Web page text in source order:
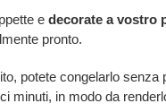
e decorate a vostro
pronto.
potete congelarlo
minuti, in modo da